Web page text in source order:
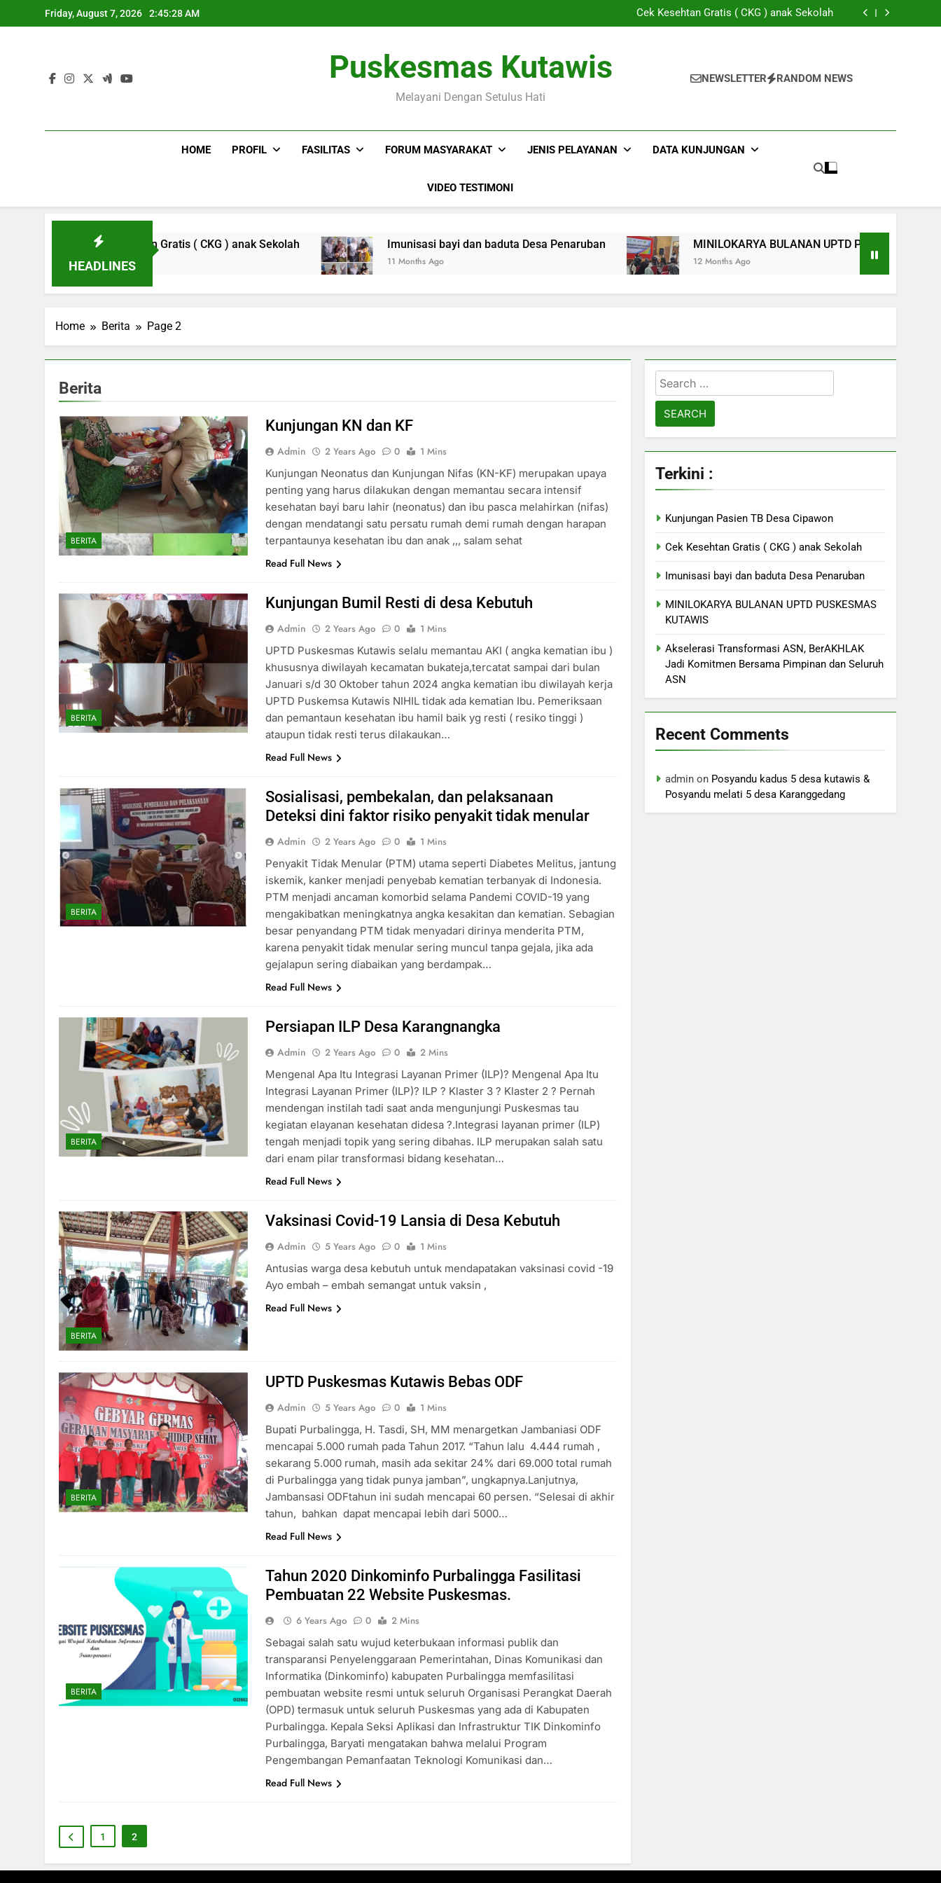
to
Friday, August 7, 2026 2:45:28 AM
Cek Kesehtan Gratis ( CKG ) anak Sekolah
Imunisasi bayi dan baduta Desa Penaruban
Imunisasi bayi dan baduta Desa Penaruban
Puskesmas Kutawis
Melayani Dengan Setulus Hati
NEWSLETTER RANDOM NEWS
HOME PROFIL FASILITAS FORUM MASYARAKAT JENIS PELAYANAN DATA KUNJUNGAN
VIDEO TESTIMONI
HEADLINES
Cek Kesehtan Gratis ( CKG ) anak Sekolah
10 Months Ago
Imunisasi bayi dan baduta Desa Penaruban
11 Months Ago
MINILOKARYA BULANAN UPTD PUSKESMAS KUTAWIS
12 Months Ago
Home Berita Page 2
Berita
BERITA
Kunjungan KN dan KF
Admin 2 Years Ago 0
1 Mins
Kunjungan Neonatus dan Kunjungan Nifas (KN-KF) merupakan upaya
penting yang harus dilakukan dengan memantau secara intensif
kesehatan bayi baru lahir (neonatus) dan ibu pasca melahirkan (nifas)
dengan mendatangi satu persatu rumah demi rumah dengan harapan
terpantaunya kesehatan ibu dan anak ,,, salam sehat
Read Full News
BERITA
Kunjungan Bumil Resti di desa Kebutuh
Admin 2 Years Ago 0
1 Mins
UPTD Puskesmas Kutawis selalu memantau AKI ( angka kematian ibu )
khususnya diwilayah kecamatan bukateja,tercatat sampai dari bulan
Januari s/d 30 Oktober tahun 2024 angka kematian ibu diwilayah kerja
UPTD Puskemsa Kutawis NIHIL tidak ada kematian Ibu. Pemeriksaan
dan pemantaun kesehatan ibu hamil baik yg resti ( resiko tinggi )
ataupun tidak resti terus dilakaukan…
Read Full News
BERITA
Sosialisasi, pembekalan, dan pelaksanaan
Deteksi dini faktor risiko penyakit tidak menular
Admin 2 Years Ago 0
1 Mins
Penyakit Tidak Menular (PTM) utama seperti Diabetes Melitus, jantung
iskemik, kanker menjadi penyebab kematian terbanyak di Indonesia.
PTM menjadi ancaman komorbid selama Pandemi COVID-19 yang
mengakibatkan meningkatnya angka kesakitan dan kematian. Sebagian
besar penyandang PTM tidak menyadari dirinya menderita PTM,
karena penyakit tidak menular sering muncul tanpa gejala, jika ada
gejalapun sering diabaikan yang berdampak…
Read Full News
BERITA
Persiapan ILP Desa Karangnangka
Admin 2 Years Ago 0
2 Mins
Mengenal Apa Itu Integrasi Layanan Primer (ILP)? Mengenal Apa Itu
Integrasi Layanan Primer (ILP)? ILP ? Klaster 3 ? Klaster 2 ? Pernah
mendengan instilah tadi saat anda mengunjungi Puskesmas tau
kegiatan elayanan kesehatan didesa ?.Integrasi layanan primer (ILP)
tengah menjadi topik yang sering dibahas. ILP merupakan salah satu
dari enam pilar transformasi bidang kesehatan…
Read Full News
BERITA
Vaksinasi Covid-19 Lansia di Desa Kebutuh
Admin 5 Years Ago 0
1 Mins
Antusias warga desa kebutuh untuk mendapatakan vaksinasi covid -19
Ayo embah – embah semangat untuk vaksin ,
Read Full News
BERITA
UPTD Puskesmas Kutawis Bebas ODF
Admin 5 Years Ago 0
1 Mins
Bupati Purbalingga, H. Tasdi, SH, MM menargetkan Jambaniasi ODF
mencapai 5.000 rumah pada Tahun 2017. “Tahun lalu 4.444 rumah ,
sekarang 5.000 rumah, masih ada sekitar 24% dari 69.000 total rumah
di Purbalingga yang tidak punya jamban”, ungkapnya.Lanjutnya,
Jambansasi ODFtahun ini sudah mencapai 60 persen. “Selesai di akhir
tahun, bahkan dapat mencapai lebih dari 5000…
Read Full News
BERITA
Tahun 2020 Dinkominfo Purbalingga Fasilitasi
Pembuatan 22 Website Puskesmas.
6 Years Ago 0
2 Mins
Sebagai salah satu wujud keterbukaan informasi publik dan
transparansi Penyelenggaraan Pemerintahan, Dinas Komunikasi dan
Informatika (Dinkominfo) kabupaten Purbalingga memfasilitasi
pembuatan website resmi untuk seluruh Organisasi Perangkat Daerah
(OPD) termasuk untuk seluruh Puskesmas yang ada di Kabupaten
Purbalingga. Kepala Seksi Aplikasi dan Infrastruktur TIK Dinkominfo
Purbalingga, Baryati mengatakan bahwa melalui Program
Pengembangan Pemanfaatan Teknologi Komunikasi dan…
Read Full News
1 2
Search
for:
Terkini :
Kunjungan Pasien TB Desa Cipawon
Cek Kesehtan Gratis ( CKG ) anak Sekolah
Imunisasi bayi dan baduta Desa Penaruban
MINILOKARYA BULANAN UPTD PUSKESMAS
KUTAWIS
Akselerasi Transformasi ASN, BerAKHLAK
Jadi Komitmen Bersama Pimpinan dan Seluruh
ASN
Recent Comments
admin on Posyandu kadus 5 desa kutawis &
Posyandu melati 5 desa Karanggedang